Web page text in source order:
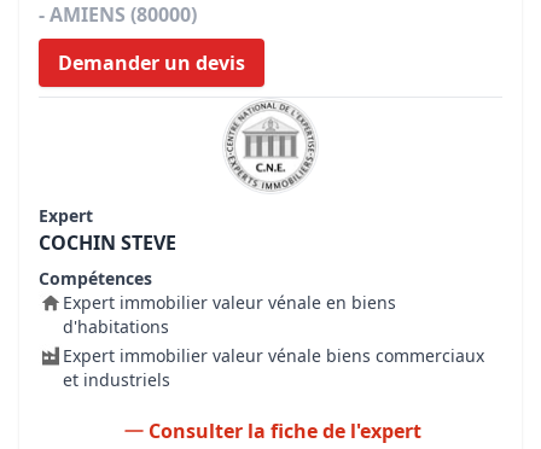
- AMIENS (80000)
Demander un devis
Expert
COCHIN STEVE
Compétences
Expert immobilier valeur vénale en biens
d'habitations
Expert immobilier valeur vénale biens commerciaux
et industriels
Consulter la fiche de l'expert